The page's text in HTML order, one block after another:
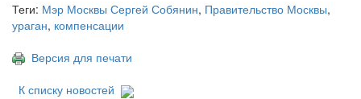
Теги: Мэр Москвы Сергей Собянин, Правительство Москвы,
ураган, компенсации
Версия для печати
К списку новостей